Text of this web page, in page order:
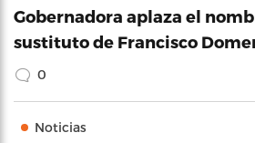
Gobernadora aplaza el
sustituto de Francisco
0
Noticias